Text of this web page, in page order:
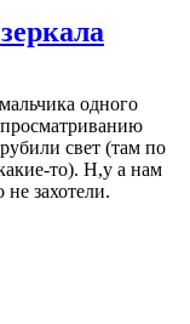
одного
свет (там по
то). Н,у а нам
захотели.